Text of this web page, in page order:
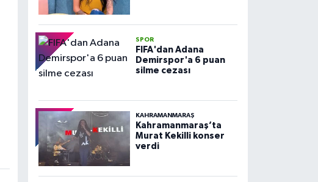
SPOR
FIFA'dan Adana
Demirspor'a 6 puan
silme cezası
KAHRAMANMARAŞ
Kahramanmaraş’ta
Murat Kekilli konser
verdi